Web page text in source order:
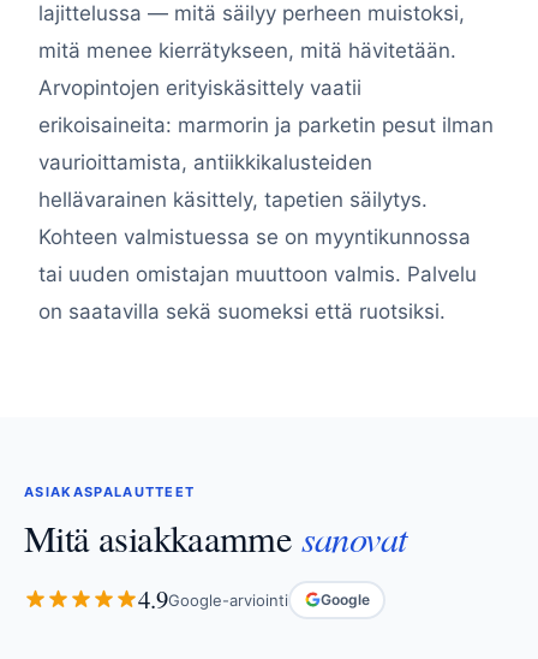
lajittelussa — mitä säilyy perheen muistoksi,
mitä menee kierrätykseen, mitä hävitetään.
Arvopintojen erityiskäsittely vaatii
erikoisaineita: marmorin ja parketin pesut ilman
vaurioittamista, antiikkikalusteiden
hellävarainen käsittely, tapetien säilytys.
Kohteen valmistuessa se on myyntikunnossa
tai uuden omistajan muuttoon valmis. Palvelu
on saatavilla sekä suomeksi että ruotsiksi.
ASIAKASPALAUTTEET
Mitä asiakkaammesanovat
4.9Google-arviointi Google